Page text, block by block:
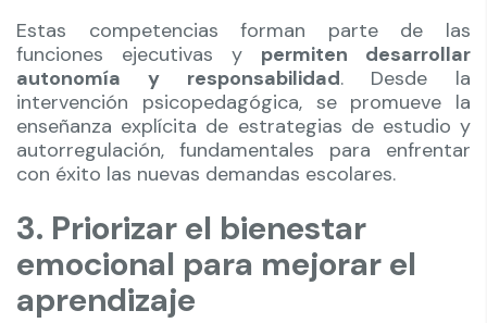
Estas competencias forman parte de las
funciones ejecutivas y permiten desarrollar
autonomía y responsabilidad. Desde la
intervención psicopedagógica, se promueve la
enseñanza explícita de estrategias de estudio y
autorregulación, fundamentales para enfrentar
con éxito las nuevas demandas escolares.
3. Priorizar el bienestar
emocional para mejorar el
aprendizaje